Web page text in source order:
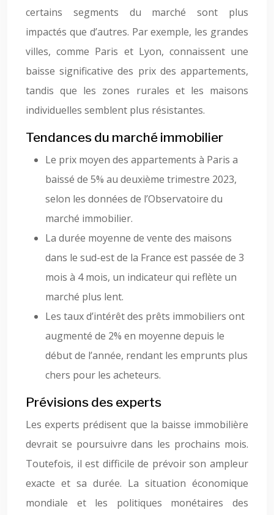
certains segments du marché sont plus
impactés que d’autres. Par exemple, les grandes
villes, comme Paris et Lyon, connaissent une
baisse significative des prix des appartements,
tandis que les zones rurales et les maisons
individuelles semblent plus résistantes.
Tendances du marché immobilier
Le prix moyen des appartements à Paris a
baissé de 5% au deuxième trimestre 2023,
selon les données de l’Observatoire du
marché immobilier.
La durée moyenne de vente des maisons
dans le sud-est de la France est passée de 3
mois à 4 mois, un indicateur qui reflète un
marché plus lent.
Les taux d’intérêt des prêts immobiliers ont
augmenté de 2% en moyenne depuis le
début de l’année, rendant les emprunts plus
chers pour les acheteurs.
Prévisions des experts
Les experts prédisent que la baisse immobilière
devrait se poursuivre dans les prochains mois.
Toutefois, il est difficile de prévoir son ampleur
exacte et sa durée. La situation économique
mondiale et les politiques monétaires des